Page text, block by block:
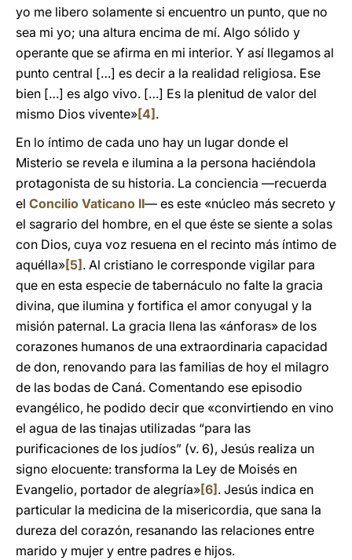
yo me libero solamente si encuentro un punto, que no
sea mi yo; una altura encima de mí. Algo sólido y
operante que se afirma en mi interior. Y así llegamos al
punto central […] es decir a la realidad religiosa. Ese
bien […] es algo vivo. […] Es la plenitud de valor del
mismo Dios vivente»[4] .
En lo íntimo de cada uno hay un lugar donde el
Misterio se revela e ilumina a la persona haciéndola
protagonista de su historia. La conciencia —recuerda
el Concilio Vaticano II— es este «núcleo más secreto y
el sagrario del hombre, en el que éste se siente a solas
con Dios, cuya voz resuena en el recinto más íntimo de
aquélla»[5] . Al cristiano le corresponde vigilar para
que en esta especie de tabernáculo no falte la gracia
divina, que ilumina y fortifica el amor conyugal y la
misión paternal. La gracia llena las «ánforas» de los
corazones humanos de una extraordinaria capacidad
de don, renovando para las familias de hoy el milagro
de las bodas de Caná. Comentando ese episodio
evangélico, he podido decir que «convirtiendo en vino
el agua de las tinajas utilizadas “para las
purificaciones de los judíos” (v. 6), Jesús realiza un
signo elocuente: transforma la Ley de Moisés en
Evangelio, portador de alegría»[6] . Jesús indica en
particular la medicina de la misericordia, que sana la
dureza del corazón, resanando las relaciones entre
marido y mujer y entre padres e hijos.